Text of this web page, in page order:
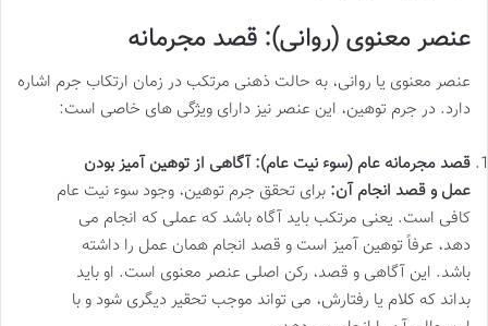
عنصر معنوی (روانی): قصد مجرمانه
عنصر معنوی یا روانی، به حالت ذهنی مرتکب در زمان ارتکاب جرم اشاره
دارد. در جرم توهین، این عنصر نیز دارای ویژگی های خاصی است:
قصد مجرمانه عام (سوء نیت عام): آگاهی از توهین آمیز بودن
عمل و قصد انجام آن: برای تحقق جرم توهین، وجود سوء نیت عام
کافی است. یعنی مرتکب باید آگاه باشد که عملی که انجام می
دهد، عرفاً توهین آمیز است و قصد انجام همان عمل را داشته
باشد. این آگاهی و قصد، رکن اصلی عنصر معنوی است. او باید
بداند که کلام یا رفتارش، می تواند موجب تحقیر دیگری شود و با